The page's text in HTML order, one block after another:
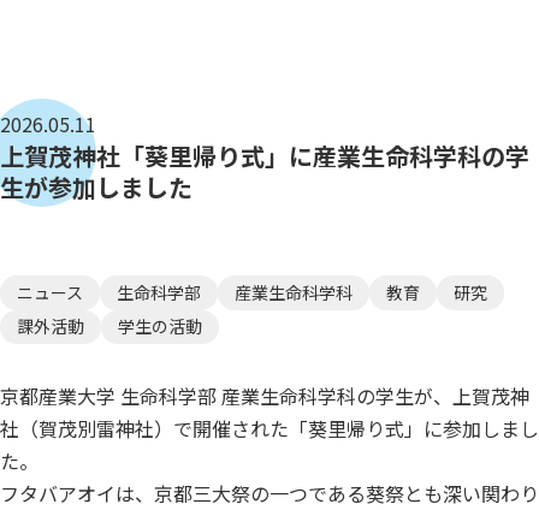
2026.05.11
上賀茂神社「葵里帰り式」に産業生命科学科の学
生が参加しました
ニュース 生命科学部 産業生命科学科 教育
研究
課外活動
学生の活動
京都産業大学 生命科学部 産業生命科学科の学生が、上賀茂神
社（賀茂別雷神社）で開催された「葵里帰り式」に参加しまし
た。
フタバアオイは、京都三大祭の一つである葵祭とも深い関わり